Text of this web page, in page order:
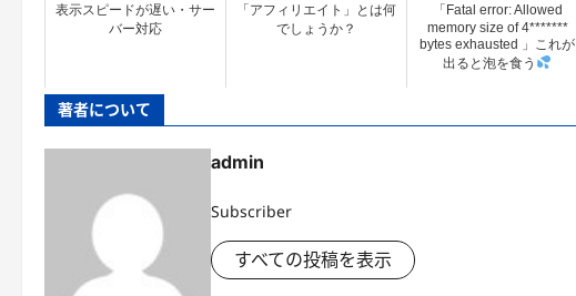
表示スピードが遅い・サー
バー対応
「アフィリエイト」とは何
でしょうか？
「Fatal error: Allowed
memory size of 4*******
bytes exhausted 」これが
出ると泡を食う
著者について
admin
Subscriber
すべての投稿を表示